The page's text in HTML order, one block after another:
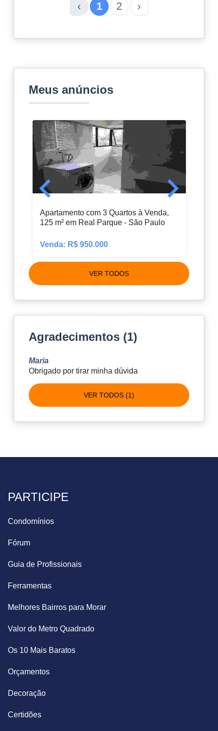
‹ 1 2 ›
Meus anúncios
Apartamento com 3 Quartos à Venda,
125 m² em Real Parque - São Paulo
Venda: R$ 950.000
VER TODOS
Agradecimentos (1)
Maria
Obrigado por tirar minha dúvida
VER TODOS (1)
PARTICIPE
Condomínios
Fórum
Guia de Profissionais
Ferramentas
Melhores Bairros para Morar
Valor do Metro Quadrado
Os 10 Mais Baratos
Orçamentos
Decoração
Certidões